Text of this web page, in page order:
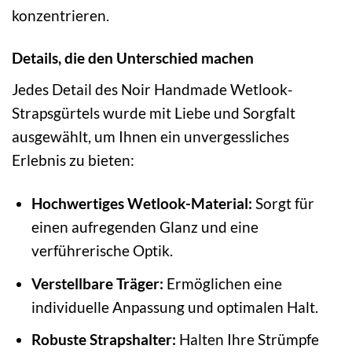
konzentrieren.
Details, die den Unterschied machen
Jedes Detail des Noir Handmade Wetlook-
Strapsgürtels wurde mit Liebe und Sorgfalt
ausgewählt, um Ihnen ein unvergessliches
Erlebnis zu bieten:
Hochwertiges Wetlook-Material: Sorgt für
einen aufregenden Glanz und eine
verführerische Optik.
Verstellbare Träger: Ermöglichen eine
individuelle Anpassung und optimalen Halt.
Robuste Strapshalter: Halten Ihre Strümpfe